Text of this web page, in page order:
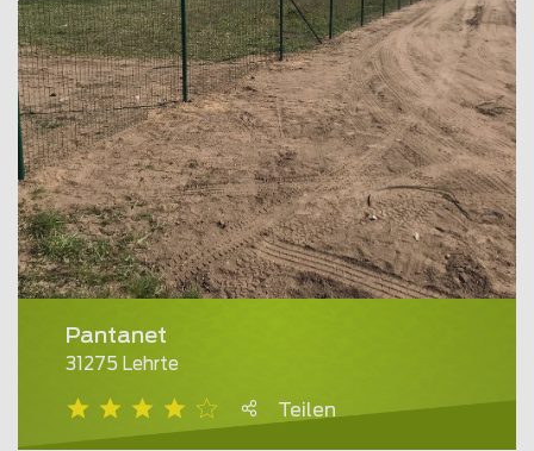
Pantanet
31275 Lehrte
Teilen